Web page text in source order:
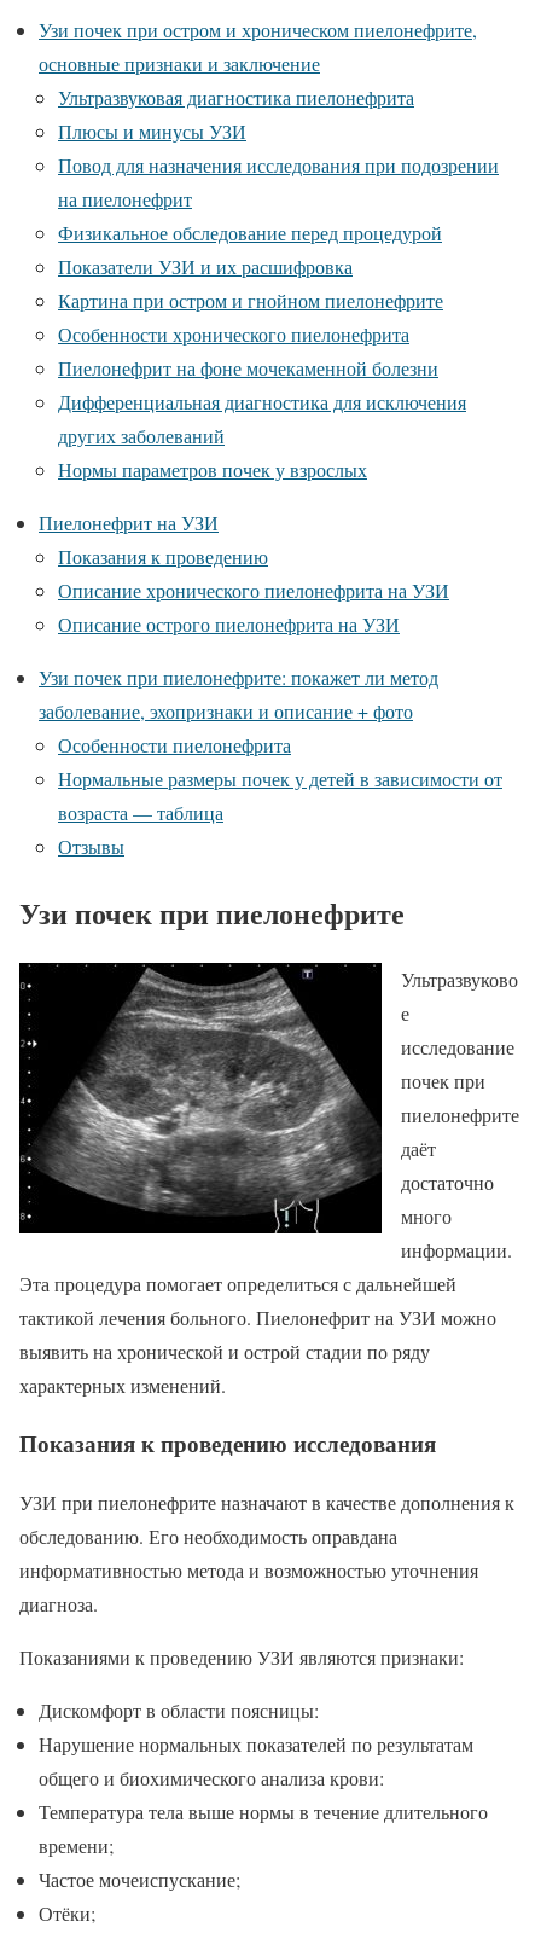
Узи почек при остром и хроническом пиелонефрите,
основные признаки и заключение
Ультразвуковая диагностика пиелонефрита
Плюсы и минусы УЗИ
Повод для назначения исследования при подозрении
на пиелонефрит
Физикальное обследование перед процедурой
Показатели УЗИ и их расшифровка
Картина при остром и гнойном пиелонефрите
Особенности хронического пиелонефрита
Пиелонефрит на фоне мочекаменной болезни
Дифференциальная диагностика для исключения
других заболеваний
Нормы параметров почек у взрослых
Пиелонефрит на УЗИ
Показания к проведению
Описание хронического пиелонефрита на УЗИ
Описание острого пиелонефрита на УЗИ
Узи почек при пиелонефрите: покажет ли метод
заболевание, эхопризнаки и описание + фото
Особенности пиелонефрита
Нормальные размеры почек у детей в зависимости от
возраста — таблица
Отзывы
Узи почек при пиелонефрите
Ультразвуково
е
исследование
почек при
пиелонефрите
даёт
достаточно
много
информации.
Эта процедура помогает определиться с дальнейшей
тактикой лечения больного. Пиелонефрит на УЗИ можно
выявить на хронической и острой стадии по ряду
характерных изменений.
Показания к проведению исследования
УЗИ при пиелонефрите назначают в качестве дополнения к
обследованию. Его необходимость оправдана
информативностью метода и возможностью уточнения
диагноза.
Показаниями к проведению УЗИ являются признаки:
Дискомфорт в области поясницы:
Нарушение нормальных показателей по результатам
общего и биохимического анализа крови:
Температура тела выше нормы в течение длительного
времени;
Частое мочеиспускание;
Отёки;